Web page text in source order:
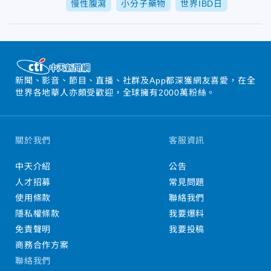
慢性腹瀉 小分子藥物 世界IBD日
新聞、影音、節目、直播、社群及App都深獲網友喜愛，在全
世界各地華人亦頗受歡迎，全球擁有2000萬粉絲。
關於我們
中天介紹
人才招募
使用條款
隱私權條款
免責聲明
商務合作方案
客服資訊
公告
常見問題
聯絡我們
我要爆料
我要投稿
聯絡我們